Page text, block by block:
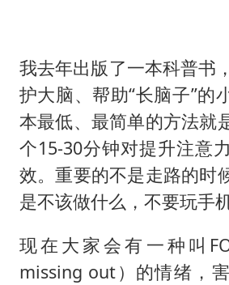
我去年出版了一本科普书
护大脑、帮助“长脑子”的
本最低、最简单的方法就
个15-30分钟对提升注意
效。重要的不是走路的时
是不该做什么，不要玩手
现在大家会有一种叫
missing out）的情绪，